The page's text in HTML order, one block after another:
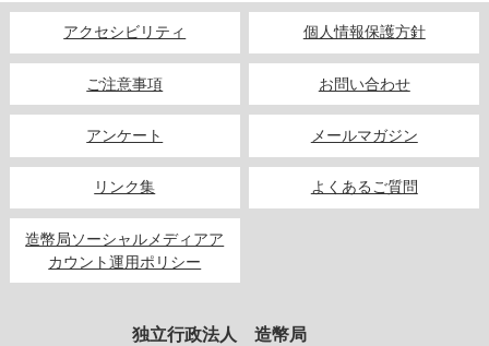
アクセシビリティ 個人情報保護方針
ご注意事項 お問い合わせ
アンケート メールマガジン
リンク集 よくあるご質問
造幣局ソーシャルメディアア
カウント運用ポリシー
独立行政法人 造幣局